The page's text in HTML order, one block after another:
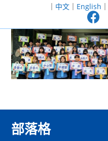
至
｜ 中文｜ English ｜
部落格